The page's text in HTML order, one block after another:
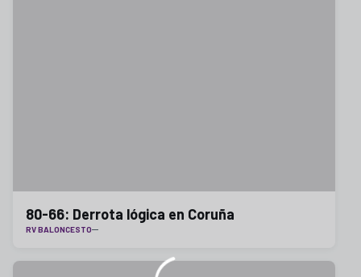
80-66: Derrota lógica en Coruña
RV BALONCESTO